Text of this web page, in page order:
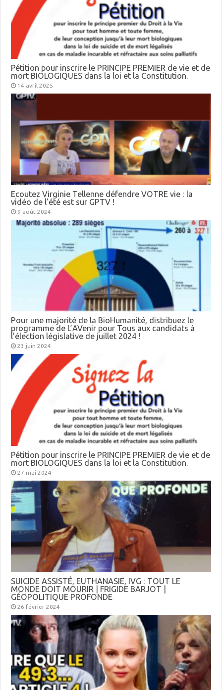
Pétition pour inscrire le PRINCIPE PREMIER de vie et de
mort BIOLOGIQUES dans la loi et la Constitution.
14 avril 2025
Ecoutez Virginie Tellenne défendre VOTRE vie : la
vidéo de l’été est sur GPTV !
9 août 2024
Pour une majorité de la BioHumanité, distribuez le
programme de L’AVenir pour Tous aux candidats à
l’élection législative de juillet 2024 !
23 juin 2024
Pétition pour inscrire le PRINCIPE PREMIER de vie et de
mort BIOLOGIQUES dans la loi et la Constitution.
27 mai 2024
SUICIDE ASSISTÉ, EUTHANASIE, IVG : TOUT LE
MONDE DOIT MOURIR | FRIGIDE BARJOT |
GÉOPOLITIQUE PROFONDE
26 février 2024